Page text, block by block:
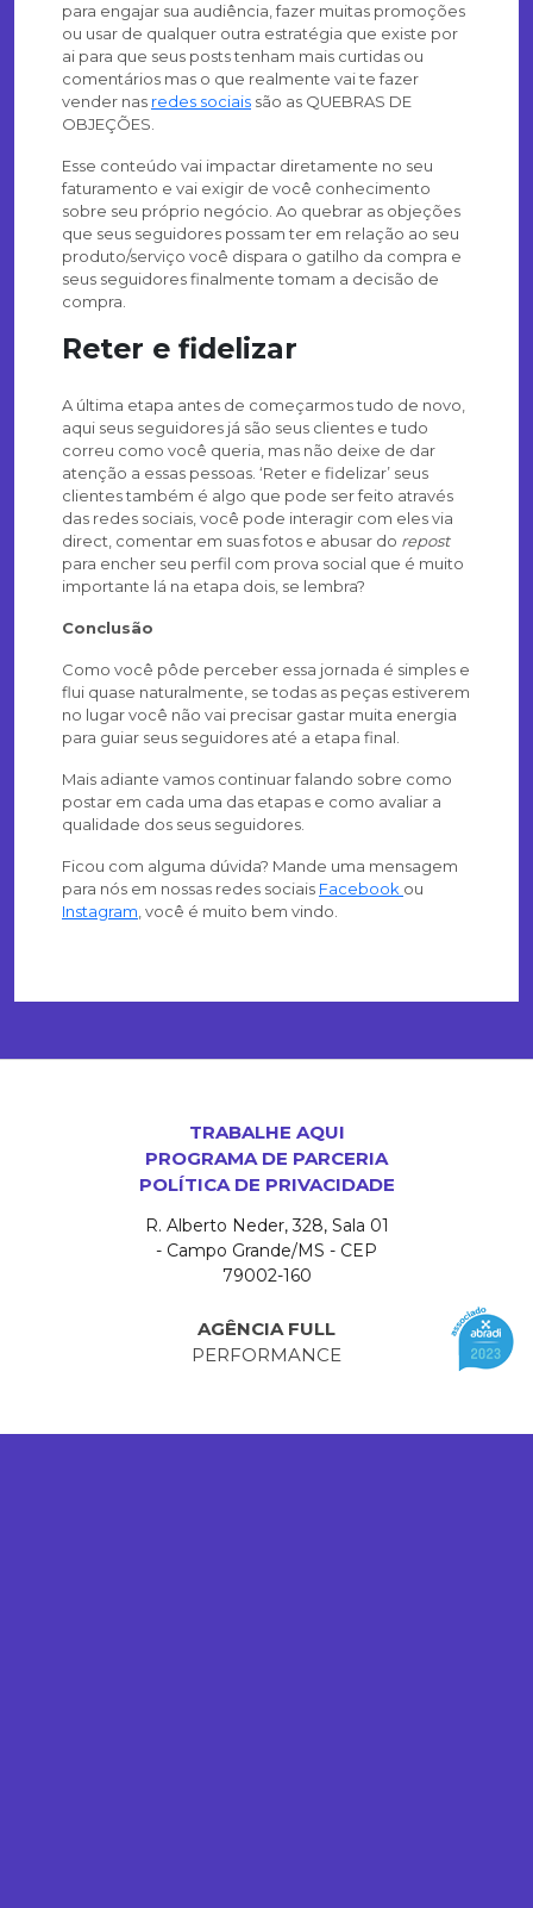
para engajar sua audiência, fazer muitas promoções
ou usar de qualquer outra estratégia que existe por
ai para que seus posts tenham mais curtidas ou
comentários mas o que realmente vai te fazer
vender nas redes sociais são as QUEBRAS DE
OBJEÇÕES.
Esse conteúdo vai impactar diretamente no seu
faturamento e vai exigir de você conhecimento
sobre seu próprio negócio. Ao quebrar as objeções
que seus seguidores possam ter em relação ao seu
produto/serviço você dispara o gatilho da compra e
seus seguidores finalmente tomam a decisão de
compra.
Reter e fidelizar
A última etapa antes de começarmos tudo de novo,
aqui seus seguidores já são seus clientes e tudo
correu como você queria, mas não deixe de dar
atenção a essas pessoas. ‘Reter e fidelizar’ seus
clientes também é algo que pode ser feito através
das redes sociais, você pode interagir com eles via
direct, comentar em suas fotos e abusar do repost
para encher seu perfil com prova social que é muito
importante lá na etapa dois, se lembra?
Conclusão
Como você pôde perceber essa jornada é simples e
flui quase naturalmente, se todas as peças estiverem
no lugar você não vai precisar gastar muita energia
para guiar seus seguidores até a etapa final.
Mais adiante vamos continuar falando sobre como
postar em cada uma das etapas e como avaliar a
qualidade dos seus seguidores.
Ficou com alguma dúvida? Mande uma mensagem
para nós em nossas redes sociais Facebook ou
Instagram , você é muito bem vindo.
TRABALHE AQUI
PROGRAMA DE PARCERIA
POLÍTICA DE PRIVACIDADE
R. Alberto Neder, 328, Sala 01
- Campo Grande/MS - CEP
79002-160
AGÊNCIA FULL
PERFORMANCE